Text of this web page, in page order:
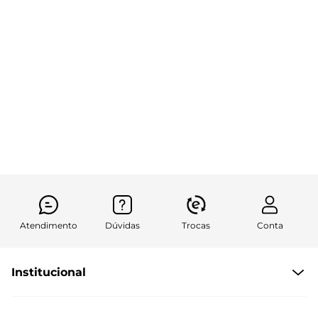
Atendimento Dúvidas Trocas Conta
Institucional